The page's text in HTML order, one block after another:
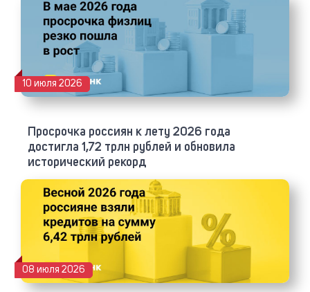
Просрочка россиян к лету 2026 года
достигла 1,72 трлн рублей и обновила
исторический рекорд
10 июля 2026
08 июля 2026